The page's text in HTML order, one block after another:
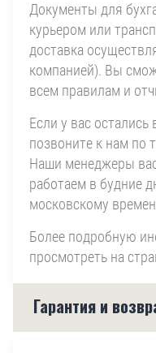
Документы для
курьером или
доставка
компанией). Вы
всем правилам и
Если у вас
позвоните к нам по
Наши менеджеры
работаем в будние
московскому
Более подробную
просмотреть на
Гарантия и